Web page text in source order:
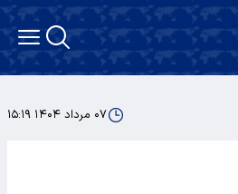
۰۷ مرداد ۱۴۰۴ ۱۵:۱۹